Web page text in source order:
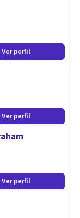
Ver perfil
Ver perfil
Ver perfil